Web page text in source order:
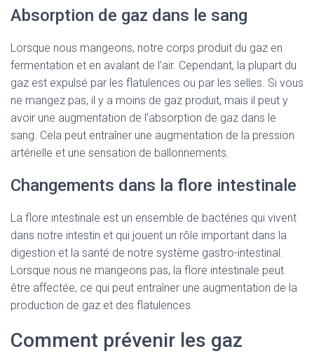
Absorption de gaz dans le sang
Lorsque nous mangeons, notre corps produit du gaz en
fermentation et en avalant de l’air. Cependant, la plupart du
gaz est expulsé par les flatulences ou par les selles. Si vous
ne mangez pas, il y a moins de gaz produit, mais il peut y
avoir une augmentation de l’absorption de gaz dans le
sang. Cela peut entraîner une augmentation de la pression
artérielle et une sensation de ballonnements.
Changements dans la flore intestinale
La flore intestinale est un ensemble de bactéries qui vivent
dans notre intestin et qui jouent un rôle important dans la
digestion et la santé de notre système gastro-intestinal.
Lorsque nous ne mangeons pas, la flore intestinale peut
être affectée, ce qui peut entraîner une augmentation de la
production de gaz et des flatulences.
Comment prévenir les gaz